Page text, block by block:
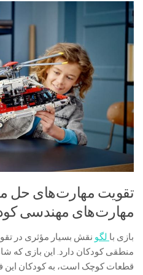
تقویت مهارت‌های حل
مهارت‌های مهندسی
بازی با لگو نقش بسیار مؤثری در
منطقی کودکان دارد. این بازی که
قطعات کوچک است، به کودکان